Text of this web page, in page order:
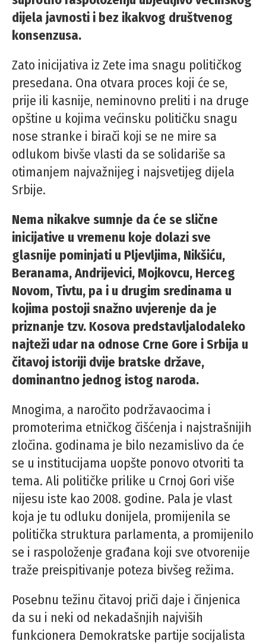
dijela javnosti i bez ikakvog društvenog
konsenzusa.
Zato inicijativa iz Zete ima snagu političkog
presedana. Ona otvara proces koji će se,
prije ili kasnije, neminovno preliti i na druge
opštine u kojima većinsku političku snagu
nose stranke i birači koji se ne mire sa
odlukom bivše vlasti da se solidariše sa
otimanjem najvažnijeg i najsvetijeg dijela
Srbije.
Nema nikakve sumnje da će se slične
inicijative u vremenu koje dolazi sve
glasnije pominjati u Pljevljima, Nikšiću,
Beranama, Andrijevici, Mojkovcu, Herceg
Novom, Tivtu, pa i u drugim sredinama u
kojima postoji snažno uvjerenje da je
priznanje tzv. Kosova predstavljalodaleko
najteži udar na odnose Crne Gore i Srbija u
čitavoj istoriji dvije bratske države,
dominantno jednog istog naroda.
Mnogima, a naročito podržavaocima i
promoterima etničkog čišćenja i najstrašnijih
zločina. godinama je bilo nezamislivo da će
se u institucijama uopšte ponovo otvoriti ta
tema. Ali političke prilike u Crnoj Gori više
nijesu iste kao 2008. godine. Pala je vlast
koja je tu odluku donijela, promijenila se
politička struktura parlamenta, a promijenilo
se i raspoloženje građana koji sve otvorenije
traže preispitivanje poteza bivšeg režima.
Posebnu težinu čitavoj priči daje i činjenica
da su i neki od nekadašnjih najviših
funkcionera Demokratske partije socijalista